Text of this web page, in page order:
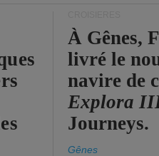
À Gênes,
livré le
navire de
Explora
Journeys.
Gênes